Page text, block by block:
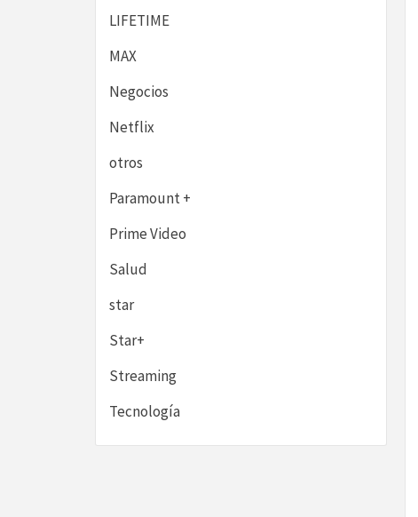
LIFETIME
MAX
Negocios
Netflix
otros
Paramount +
Prime Video
Salud
star
Star+
Streaming
Tecnología